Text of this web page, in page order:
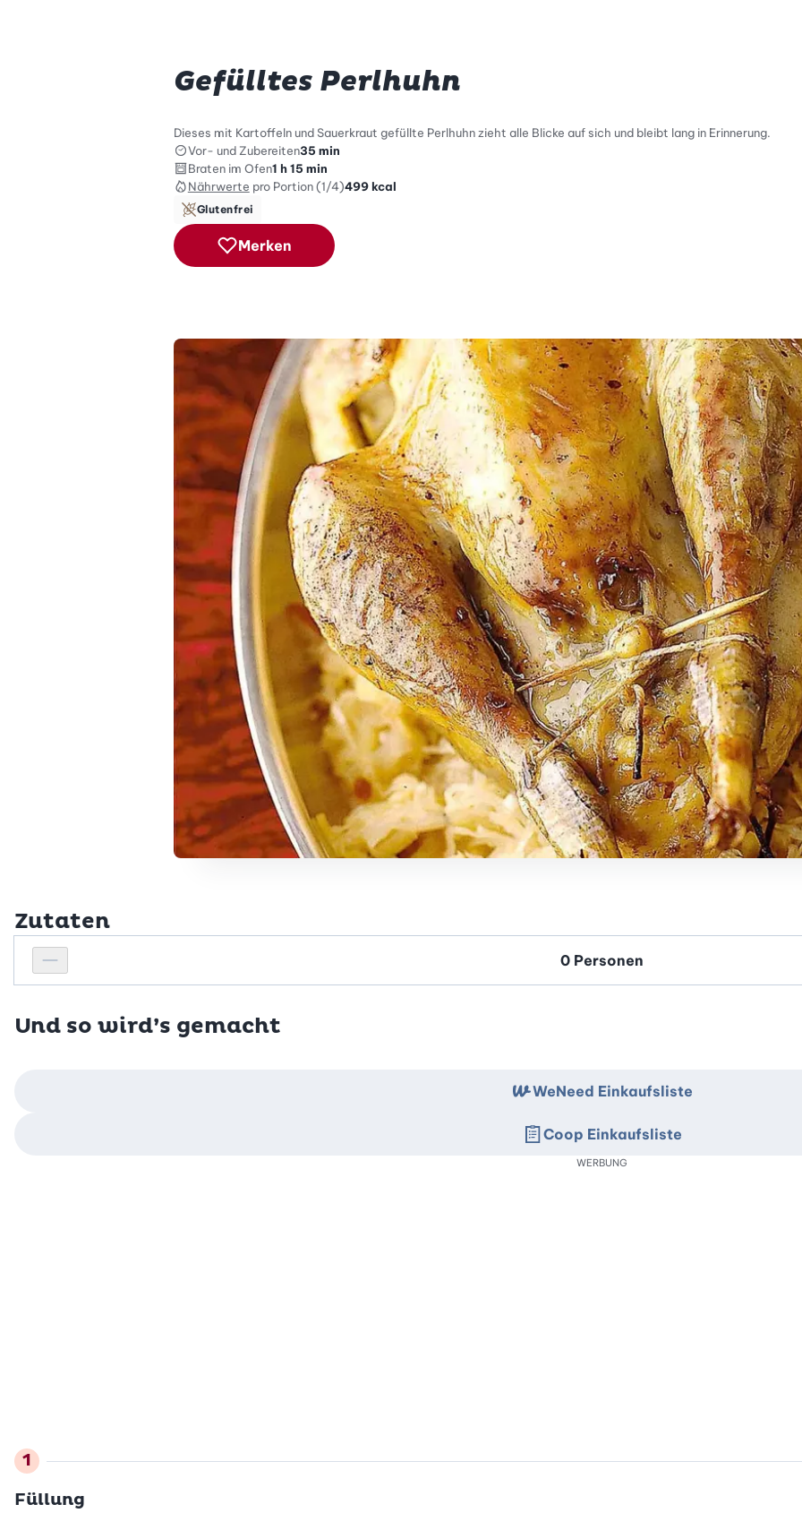
Gefülltes Perlhuhn
Dieses mit Kartoffeln und Sauerkraut gefüllte Perlhuhn zieht alle Blicke auf sich und bleibt lang in Erinnerung.
Vor- und Zubereiten35 min
Braten im Ofen1 h 15 min
Nährwerte pro Portion (1/4)499 kcal
Glutenfrei
Merken
Zutaten
Personenanzahl verringern
Personenanzahl
Und so wird’s gemacht
Füllung
WeNeed Einkaufsliste
Coop Einkaufsliste
WERBUNG